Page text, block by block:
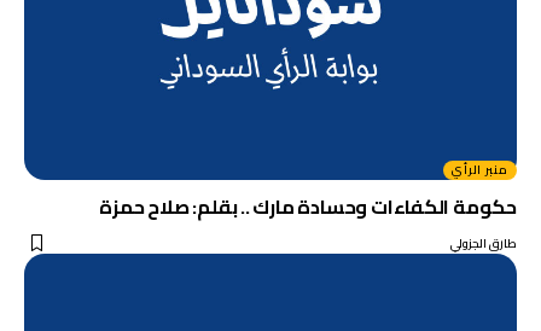
منبر الرأي
حكومة الكفاءات وحسادة مارك .. بقلم: صلاح حمزة
طارق الجزولي